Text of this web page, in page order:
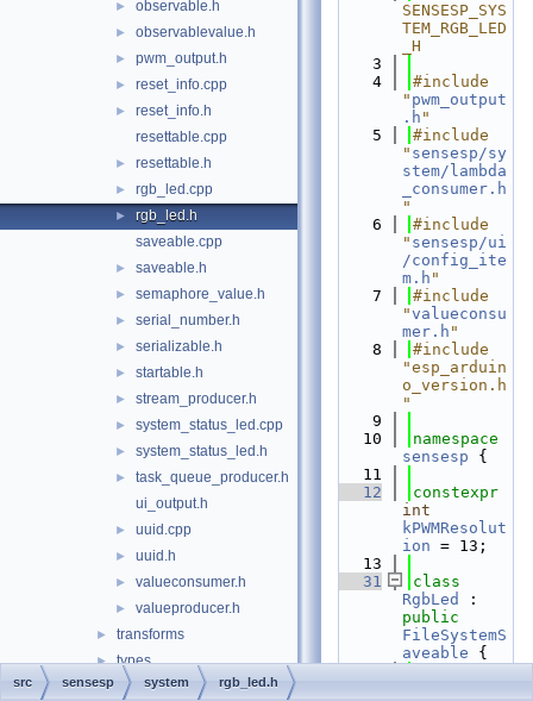
► observable.h
► observablevalue.h
► pwm_output.h
► reset_info.cpp
►
reset_info.h
resettable.cpp
► resettable.h
► rgb_led.cpp
►
rgb_led.h
saveable.cpp
► saveable.h
► semaphore_value.h
► serial_number.h
► serializable.h
► startable.h
► stream_producer.h
► system_status_led.cpp
► system_status_led.h
►
task_queue_producer.h
ui_output.h
► uuid.cpp
► uuid.h
► valueconsumer.h
► valueproducer.h
► transforms
► types
► ui
SENSESP_SYS
TEM_RGB_LED
_H
    3
    4
#include
" pwm_output
.h "
    5
#include
" sensesp/sy
stem/lambda
_consumer.h
"
    6
#include
" sensesp/ui
/config_ite
m.h "
    7
#include
"valueconsu
mer.h "
    8
#include
"esp_arduin
o_version.h
"
    9
   10
sensesp {
   11
   12
constexpr
int
kPWMResolut
ion = 13;
   13
   31
RgbLed
public
FileSystemS
aveable {
src sensesp system rgb_led.h